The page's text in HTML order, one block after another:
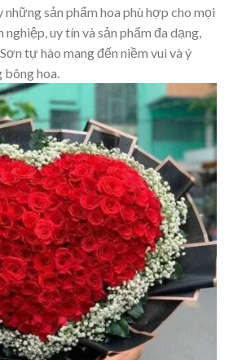
sản phẩm hoa phù hợp cho mọi
uy tín và sản phẩm đa dạng,
tự hào mang đến niềm vui và ý
bông hoa.